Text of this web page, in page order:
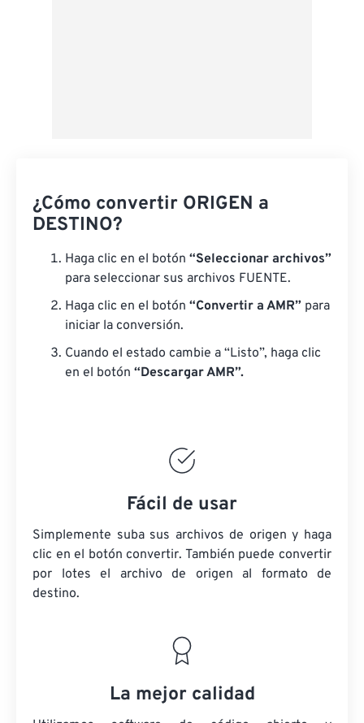
¿Cómo convertir ORIGEN a
DESTINO?
Haga clic en el botón “Seleccionar archivos”
para seleccionar sus archivos FUENTE.
Haga clic en el botón “Convertir a AMR” para
iniciar la conversión.
Cuando el estado cambie a “Listo”, haga clic
en el botón “Descargar AMR”.
Fácil de usar
Simplemente suba sus archivos de origen y haga
clic en el botón convertir. También puede convertir
por lotes el archivo de origen al formato de
destino.
La mejor calidad